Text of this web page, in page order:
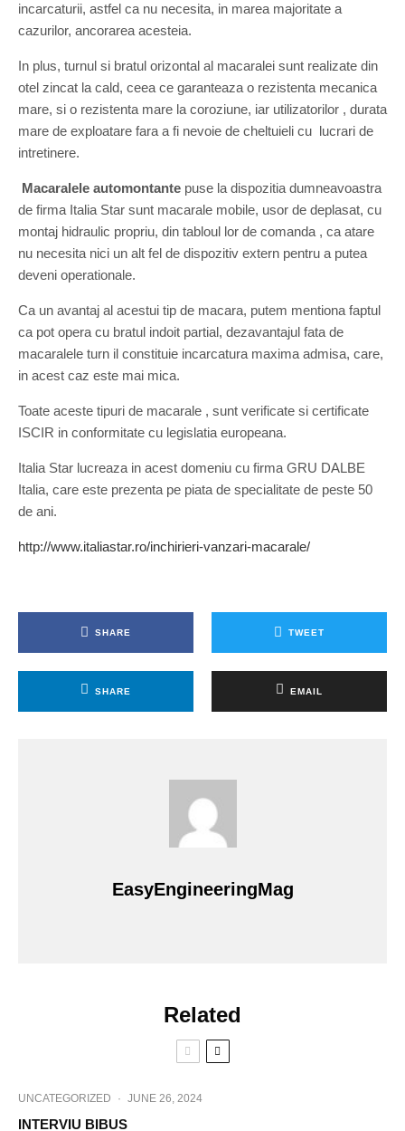
incarcaturii, astfel ca nu necesita, in marea majoritate a
cazurilor, ancorarea acesteia.
In plus, turnul si bratul orizontal al macaralei sunt realizate din
otel zincat la cald, ceea ce garanteaza o rezistenta mecanica
mare, si o rezistenta mare la coroziune, iar utilizatorilor , durata
mare de exploatare fara a fi nevoie de cheltuieli cu lucrari de
intretinere.
Macaralele automontante puse la dispozitia dumneavoastra
de firma Italia Star sunt macarale mobile, usor de deplasat, cu
montaj hidraulic propriu, din tabloul lor de comanda , ca atare
nu necesita nici un alt fel de dispozitiv extern pentru a putea
deveni operationale.
Ca un avantaj al acestui tip de macara, putem mentiona faptul
ca pot opera cu bratul indoit partial, dezavantajul fata de
macaralele turn il constituie incarcatura maxima admisa, care,
in acest caz este mai mica.
Toate aceste tipuri de macarale , sunt verificate si certificate
ISCIR in conformitate cu legislatia europeana.
Italia Star lucreaza in acest domeniu cu firma GRU DALBE
Italia, care este prezenta pe piata de specialitate de peste 50
de ani.
http://www.italiastar.ro/inchirieri-vanzari-macarale/
SHARE TWEET
SHARE EMAIL
EasyEngineeringMag
Related
UNCATEGORIZED · JUNE 26, 2024
INTERVIU BIBUS